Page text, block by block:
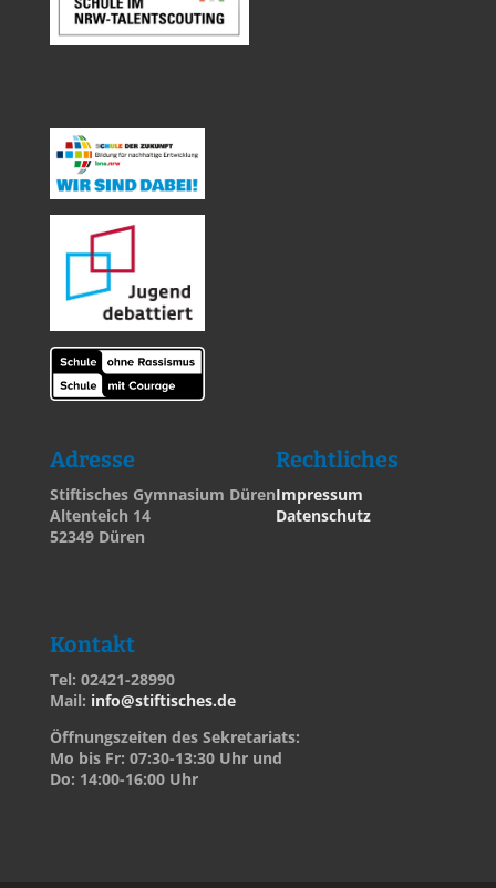
Adresse
Stiftisches Gymnasium Düren
Altenteich 14
52349 Düren
Rechtliches
Impressum
Datenschutz
Kontakt
Tel: 02421-28990
Mail: info@stiftisches.de
Öffnungszeiten des Sekretariats:
Mo bis Fr: 07:30-13:30 Uhr und
Do: 14:00-16:00 Uhr